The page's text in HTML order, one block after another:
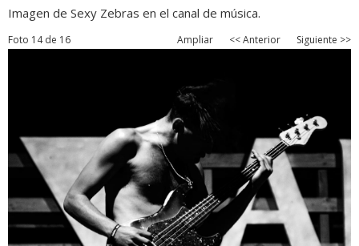
Imagen de Sexy Zebras en el canal de música.
Foto 14 de 16 Ampliar << Anterior Siguiente >>